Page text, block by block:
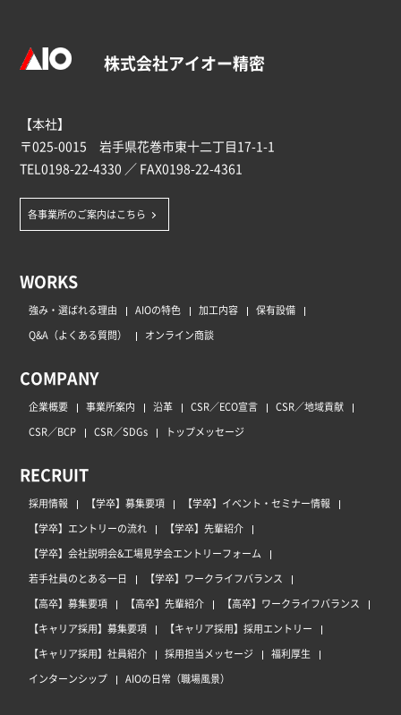
株式会社アイオー精密
【本社】
〒025-0015 岩手県花巻市東十二丁目17-1-1
TEL0198-22-4330 ／ FAX0198-22-4361
各事業所のご案内はこちら
WORKS
強み・選ばれる理由 AIOの特色 加工内容
保有設備
Q&A（よくある質問）
オンライン商談
COMPANY
企業概要 事業所案内 沿革 CSR／ECO宣言
CSR／地域貢献
CSR／BCP
CSR／SDGs トップメッセージ
RECRUIT
採用情報 【学卒】募集要項
【学卒】イベント・セミナー情報
【学卒】エントリーの流れ
【学卒】先輩紹介
【学卒】会社説明会&工場見学会エントリーフォーム
若手社員のとある一日
【学卒】ワークライフバランス
【高卒】募集要項
【高卒】先輩紹介
【高卒】ワークライフバランス
【キャリア採用】募集要項
【キャリア採用】採用エントリー
【キャリア採用】社員紹介
採用担当メッセージ
福利厚生
インターンシップ
AIOの日常（職場風景）